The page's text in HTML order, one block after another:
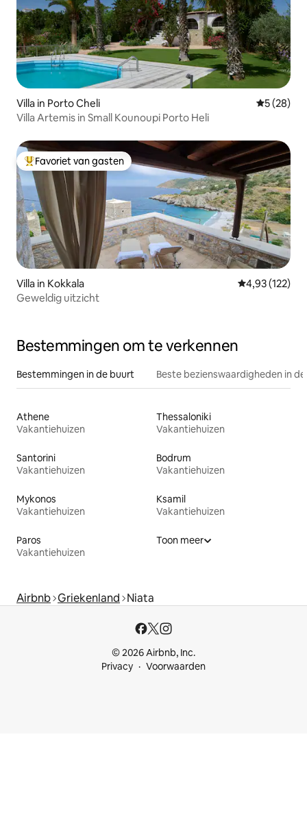
Villa in Porto Cheli
5 (28)
Villa Artemis in Small Kounoupi Porto Heli
Topfavoriet van gasten
Favoriet van gasten
Villa in Kokkala Gemiddelde
4,93 (122)
Geweldig uitzicht
Bestemmingen om te verkennen
Bestemmingen in de buurt Beste bezienswaardigheden in
Athene
Vakantiehuizen
Thessaloniki
Vakantiehuizen
Santorini
Vakantiehuizen
Bodrum
Vakantiehuizen
Mykonos
Vakantiehuizen
Ksamil
Vakantiehuizen
Paros
Vakantiehuizen
Toon meer
Airbnb Griekenland Niata
© 2026 Airbnb, Inc.
Privacy
Voorwaarden